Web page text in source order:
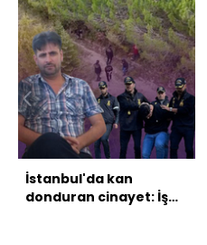
İstanbul'da kan
donduran cinayet: İş